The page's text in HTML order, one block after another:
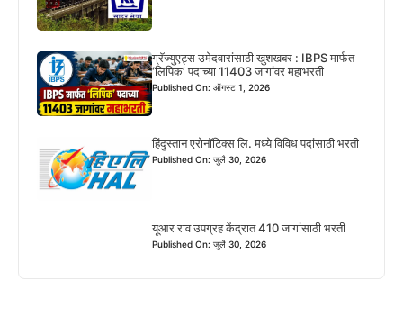
ग्रॅज्युएट्स उमेदवारांसाठी खुशखबर : IBPS मार्फत
‘लिपिक’ पदाच्या 11403 जागांवर महाभरती
Published On: ऑगस्ट 1, 2026
हिंदुस्तान एरोनॉटिक्स लि. मध्ये विविध पदांसाठी भरती
Published On: जुलै 30, 2026
यूआर राव उपग्रह केंद्रात 410 जागांसाठी भरती
Published On: जुलै 30, 2026